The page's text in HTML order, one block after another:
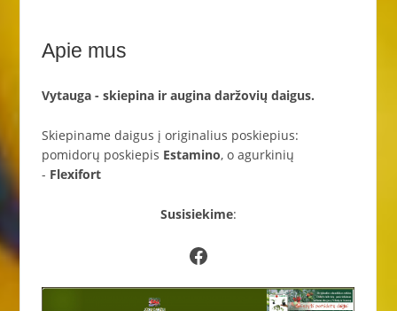
Apie mus
Vytauga - skiepina ir augina daržovių daigus.
Skiepiname daigus į originalius poskiepius:
pomidorų poskiepis Estamino, o agurkinių
- Flexifort
Susisiekime:
Facebook